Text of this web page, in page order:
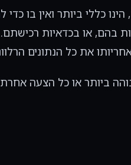
כללי ביותר ואין בו כדי
בהם, או בכדאיות
ביותר או כל הצעה